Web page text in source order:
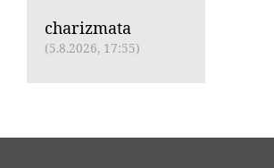
charizmata
(5.8.2026, 17:55)